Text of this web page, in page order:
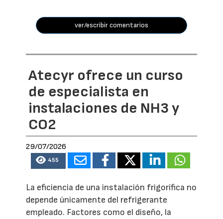
ver/escribir comentarios
Atecyr ofrece un curso
de especialista en
instalaciones de NH3 y
CO2
29/07/2026
455
La eficiencia de una instalación frigorífica no
depende únicamente del refrigerante
empleado. Factores como el diseño, la